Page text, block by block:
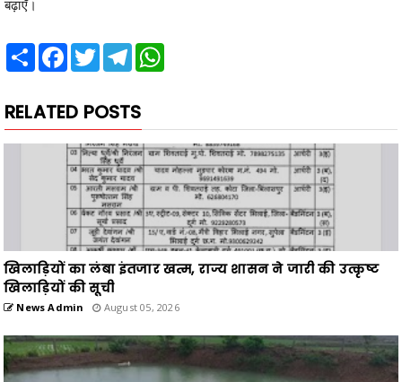
बढ़ाएँ।
Share Facebook
TwitterTelegram
RELATED POSTS
खिलाड़ियों का लंबा इंतजार खत्म, राज्य शासन ने जारी की उत्कृष्ट
खिलाड़ियों की सूची
News Admin August 05, 2026